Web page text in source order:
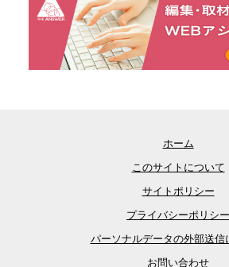
ホーム
このサイトについて
サイトポリシー
プライバシーポリシー
パーソナルデータの外部送信
お問い合わせ